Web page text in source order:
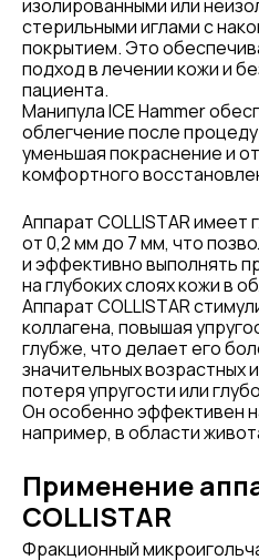
изолированными или
стерильными иглами с
покрытием. Это
подход в лечении кожи и
пациента.
Манипула ICE Hammer
облегчение после
уменьшая покраснение и
комфортного
Аппарат COLLISTAR имеет
от 0,2 мм до 7 мм, что
и эффективно выполнять
на глубоких слоях кожи в
Аппарат COLLISTAR
коллагена, повышая
глубже, что делает его
значительных возрастных
потеря упругости или
Он особенно эффективен
например, в области
Применение
COLLISTAR
Фракционный